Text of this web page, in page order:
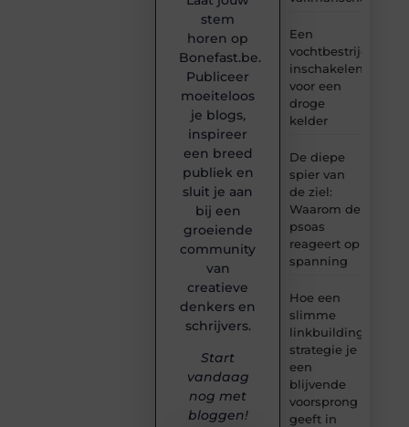
Een
inschakelen
voor een
droge
kelder
De diepe
spier van
de ziel:
Waarom de
psoas
reageert op
spanning
Hoe een
slimme
linkbuilding
strategie je
een
blijvende
voorsprong
geeft in
stem
horen op
Bonefast.be.
Publiceer
moeiteloos
je blogs,
inspireer
een breed
publiek en
sluit je aan
bij een
groeiende
community
van
creatieve
denkers en
schrijvers.
Start
vandaag
nog met
bloggen!